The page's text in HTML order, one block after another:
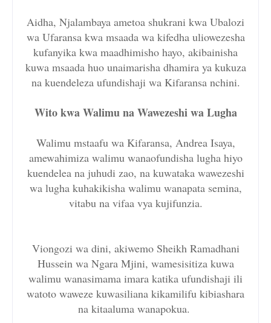
Aidha, Njalambaya ametoa shukrani kwa Ubalozi
wa Ufaransa kwa msaada wa kifedha uliowezesha
kufanyika kwa maadhimisho hayo, akibainisha
kuwa msaada huo unaimarisha dhamira ya kukuza
na kuendeleza ufundishaji wa Kifaransa nchini.
Wito kwa Walimu na Wawezeshi wa Lugha
Walimu mstaafu wa Kifaransa, Andrea Isaya,
amewahimiza walimu wanaofundisha lugha hiyo
kuendelea na juhudi zao, na kuwataka wawezeshi
wa lugha kuhakikisha walimu wanapata semina,
vitabu na vifaa vya kujifunzia.
Viongozi wa dini, akiwemo Sheikh Ramadhani
Hussein wa Ngara Mjini, wamesisitiza kuwa
walimu wanasimama imara katika ufundishaji ili
watoto waweze kuwasiliana kikamilifu kibiashara
na kitaaluma wanapokua.